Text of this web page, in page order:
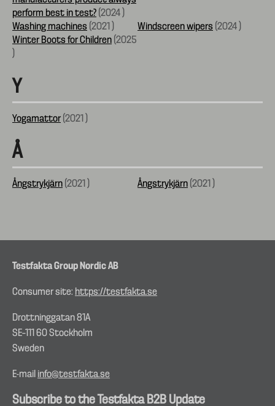
perform best in test? (2024 )
Washing machines (2021 ) Windscreen wipers (2024 )
Winter Boots for Children (2025
)
Y
Yogamattor (2021 )
Å
Ångstrykjärn (2021 ) Ångstrykjärn (2021 )
Testfakta Group Nordic AB
Consumer site: https://testfakta.se
Drottninggatan 81A
SE–111 60 Stockholm
Sweden
E-mail info@testfakta.se
Subscribe to the Testfakta B2B Update